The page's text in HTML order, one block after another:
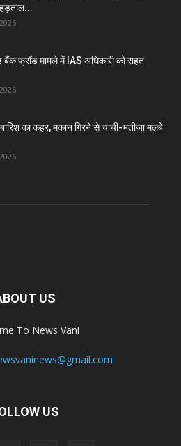
बैंक फ्रॉड मामले में IAS अधिकारी को राहत
बारिश का कहर, मकान गिरने से चाची-भतीजा मलबे
US
To News Vani
US